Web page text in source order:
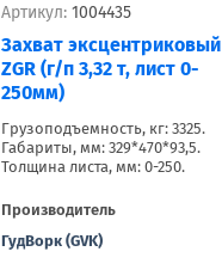
Артикул:1004435
Захват эксцентриковый
ZGR (г/п 3,32 т, лист 0-
250мм)
Грузоподъемность, кг: 3325.
Габариты, мм: 329*470*93,5.
Толщина листа, мм: 0-250.
Производитель
ГудВорк (GVK)